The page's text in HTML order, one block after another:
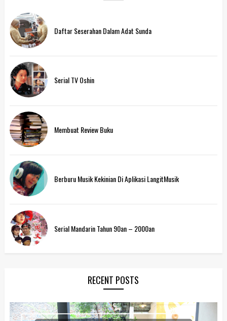
Daftar Seserahan Dalam Adat Sunda
Serial TV Oshin
Membuat Review Buku
Berburu Musik Kekinian Di Aplikasi LangitMusik
Serial Mandarin Tahun 90an – 2000an
RECENT POSTS